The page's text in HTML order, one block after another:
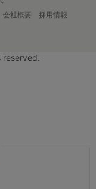
会社概要
採用情報
reserved.